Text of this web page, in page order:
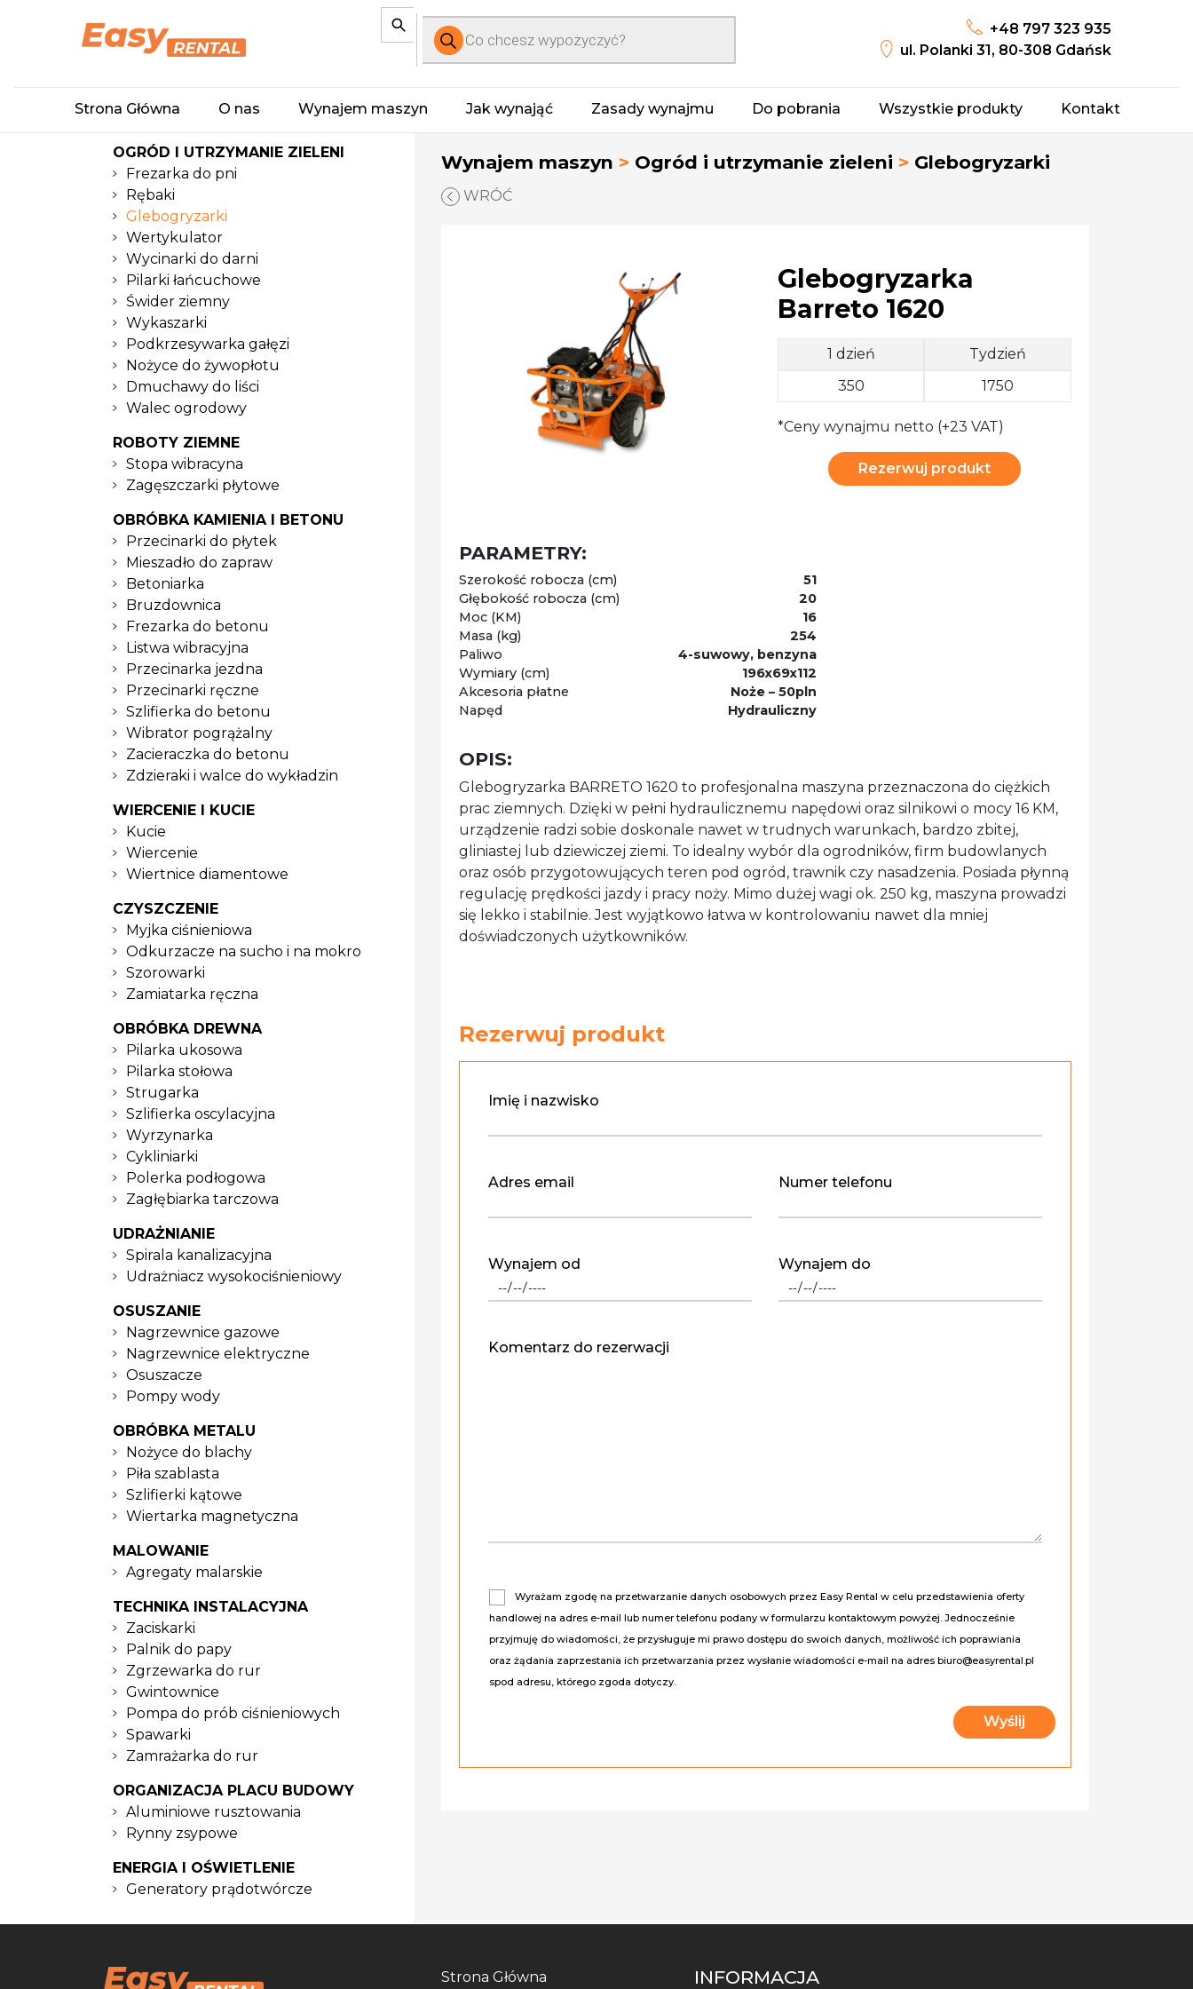
Wyszukiwarka
produktów
+48 797 323 935
ul. Polanki 31, 80-308 Gdańsk
Strona Główna O nas Wynajem maszyn Jak wynająć Zasady wynajmu Do pobrania Wszystkie produkty Kontakt
Wynajem maszyn > Ogród i utrzymanie zieleni > Glebogryzarki
WRÓĆ
Glebogryzarka
Barreto 1620
1 dzień
Tydzień
350
1750
*Ceny wynajmu netto (+23 VAT)
Rezerwuj produkt
PARAMETRY:
Szerokość robocza (cm)
51
Głębokość robocza (cm)
20
Moc (KM)
16
Masa (kg)
254
Paliwo
4-suwowy, benzyna
Wymiary (cm)
196x69x112
Akcesoria płatne
Noże – 50pln
Napęd
Hydrauliczny
OPIS:
Glebogryzarka BARRETO 1620 to profesjonalna maszyna przeznaczona do ciężkich
prac ziemnych. Dzięki w pełni hydraulicznemu napędowi oraz silnikowi o mocy 16 KM,
urządzenie radzi sobie doskonale nawet w trudnych warunkach, bardzo zbitej,
gliniastej lub dziewiczej ziemi. To idealny wybór dla ogrodników, firm budowlanych
oraz osób przygotowujących teren pod ogród, trawnik czy nasadzenia. Posiada płynną
regulację prędkości jazdy i pracy noży. Mimo dużej wagi ok. 250 kg, maszyna prowadzi
się lekko i stabilnie. Jest wyjątkowo łatwa w kontrolowaniu nawet dla mniej
doświadczonych użytkowników.
Rezerwuj produkt
Imię i nazwisko
Adres email Numer telefonu
Wynajem od Wynajem do
Komentarz do rezerwacji
Wyrażam zgodę na przetwarzanie danych osobowych przez Easy Rental w celu przedstawienia oferty
handlowej na adres e-mail lub numer telefonu podany w formularzu kontaktowym powyżej. Jednocześnie
przyjmuję do wiadomości, że przysługuje mi prawo dostępu do swoich danych, możliwość ich poprawiania
oraz żądania zaprzestania ich przetwarzania przez wysłanie wiadomości e-mail na adres biuro@easyrental.pl
spod adresu, którego zgoda dotyczy.
OGRÓD I UTRZYMANIE ZIELENI
Frezarka do pni
Rębaki
Glebogryzarki
Wertykulator
Wycinarki do darni
Pilarki łańcuchowe
Świder ziemny
Wykaszarki
Podkrzesywarka gałęzi
Nożyce do żywopłotu
Dmuchawy do liści
Walec ogrodowy
ROBOTY ZIEMNE
Stopa wibracyna
Zagęszczarki płytowe
OBRÓBKA KAMIENIA I BETONU
Przecinarki do płytek
Mieszadło do zapraw
Betoniarka
Bruzdownica
Frezarka do betonu
Listwa wibracyjna
Przecinarka jezdna
Przecinarki ręczne
Szlifierka do betonu
Wibrator pogrążalny
Zacieraczka do betonu
Zdzieraki i walce do wykładzin
WIERCENIE I KUCIE
Kucie
Wiercenie
Wiertnice diamentowe
CZYSZCZENIE
Myjka ciśnieniowa
Odkurzacze na sucho i na mokro
Szorowarki
Zamiatarka ręczna
OBRÓBKA DREWNA
Pilarka ukosowa
Pilarka stołowa
Strugarka
Szlifierka oscylacyjna
Wyrzynarka
Cykliniarki
Polerka podłogowa
Zagłębiarka tarczowa
UDRAŻNIANIE
Spirala kanalizacyjna
Udrażniacz wysokociśnieniowy
OSUSZANIE
Nagrzewnice gazowe
Nagrzewnice elektryczne
Osuszacze
Pompy wody
OBRÓBKA METALU
Nożyce do blachy
Piła szablasta
Szlifierki kątowe
Wiertarka magnetyczna
MALOWANIE
Agregaty malarskie
TECHNIKA INSTALACYJNA
Zaciskarki
Palnik do papy
Zgrzewarka do rur
Gwintownice
Pompa do prób ciśnieniowych
Spawarki
Zamrażarka do rur
ORGANIZACJA PLACU BUDOWY
Aluminiowe rusztowania
Rynny zsypowe
ENERGIA I OŚWIETLENIE
Generatory prądotwórcze
Strona Główna INFORMACJA